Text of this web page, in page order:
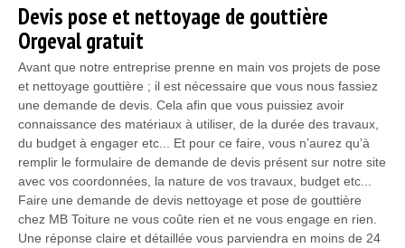
Devis pose et nettoyage de gouttière
Orgeval gratuit
Avant que notre entreprise prenne en main vos projets de pose
et nettoyage gouttière ; il est nécessaire que vous nous fassiez
une demande de devis. Cela afin que vous puissiez avoir
connaissance des matériaux à utiliser, de la durée des travaux,
du budget à engager etc... Et pour ce faire, vous n’aurez qu’à
remplir le formulaire de demande de devis présent sur notre site
avec vos coordonnées, la nature de vos travaux, budget etc...
Faire une demande de devis nettoyage et pose de gouttière
chez MB Toiture ne vous coûte rien et ne vous engage en rien.
Une réponse claire et détaillée vous parviendra en moins de 24